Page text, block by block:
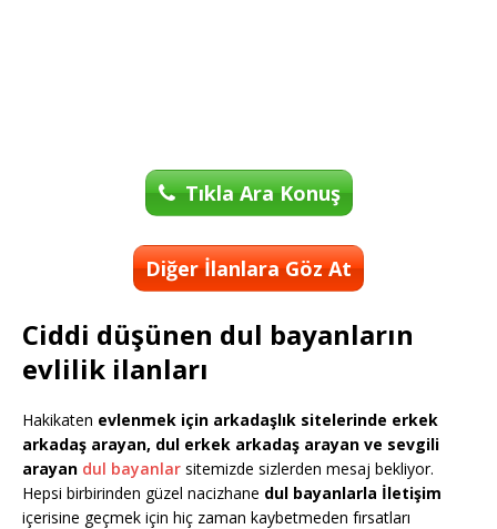
Tıkla Ara Konuş
Diğer İlanlara Göz At
Ciddi düşünen dul bayanların
evlilik ilanları
Hakikaten evlenmek için arkadaşlık sitelerinde erkek
arkadaş arayan, dul erkek arkadaş arayan ve sevgili
arayan dul bayanlar sitemizde sizlerden mesaj bekliyor.
Hepsi birbirinden güzel nacizhane dul bayanlarla İletişim
içerisine geçmek için hiç zaman kaybetmeden fırsatları